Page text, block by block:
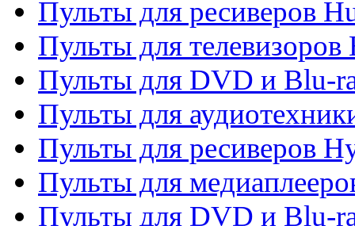
Пульты для ресиверов
Пульты для
Пульты для DVD и Blu-
Пульты для
Пульты для ресиверов
Пульты для
Пульты для DVD и Blu-